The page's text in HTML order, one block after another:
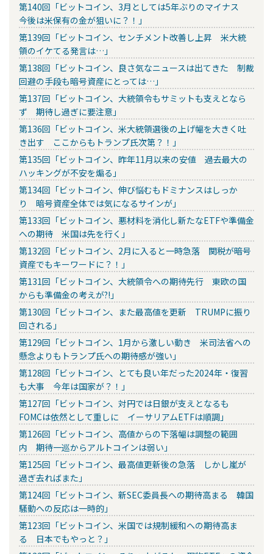
第140回「ビットコイン、3月としては5年ぶりのマイナス
今後は米保有の金が狙いに？！」
第139回「ビットコイン、センチメント改善し上昇 米大統
領のイケてる発言は…」
第138回「ビットコイン、良さ気なニュースは出てきた 制裁
回避の手段も暗号資産にとっては…」
第137回「ビットコイン、大統領令もサミットも支えとなら
ず 期待し過ぎに要注意」
第136回「ビットコイン、米大統領選後の上げ幅を大きく吐
き出す ここからもトランプ氏次第？！」
第135回「ビットコイン、昨年11月以来の安値 過去最大の
ハッキングが不安を煽る」
第134回「ビットコイン、伸び悩むもドミナンスはしっか
り 暗号資産全体では気になるサインが」
第133回「ビットコイン、悪材料を消化し新たなETFや準備金
への期待 米国は先を行く」
第132回「ビットコイン、2月に入ると一時急落 関税が暗号
資産でもキーワードに？！」
第131回「ビットコイン、大統領令への期待先行 東欧の国
からも準備金の考えが?!」
第130回「ビットコイン、また最高値を更新 TRUMPに振り
回される」
第129回「ビットコイン、1月から激しい動き 米司法省への
懸念よりもトランプ氏への期待感が強い」
第128回「ビットコイン、とても良い年だった2024年・復習
も大事 今年は国家が？！」
第127回「ビットコイン、対円では日銀が支えとなるも
FOMCは依然として重しに イーサリアムETFは順調」
第126回「ビットコイン、高値からの下落幅は調整の範囲
内 期待一巡からアルトコインは弱い」
第125回「ビットコイン、最高値更新後の急落 しかし嵐が
過ぎ去ればまた」
第124回「ビットコイン、新SEC委員長への期待高まる 韓国
騒動への反応は一時的」
第123回「ビットコイン、米国では規制緩和への期待高ま
る 日本でもやっと？」